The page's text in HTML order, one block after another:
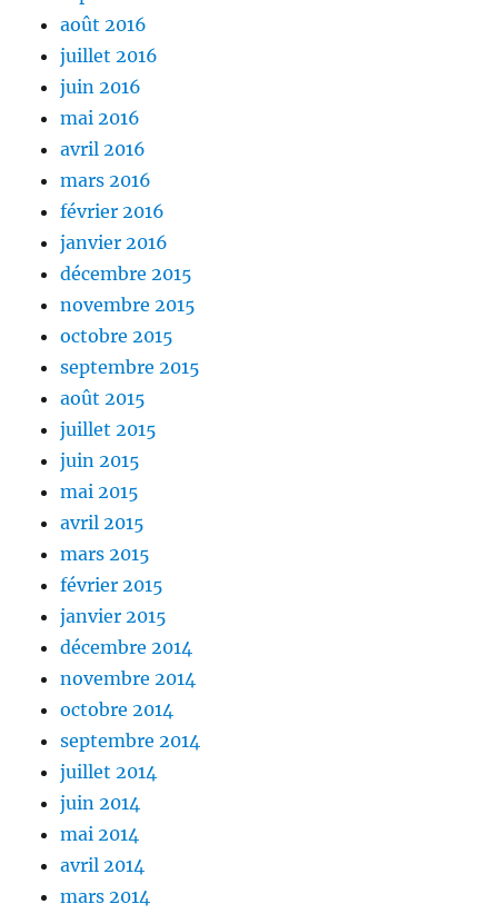
août 2016
juillet 2016
juin 2016
mai 2016
avril 2016
mars 2016
février 2016
janvier 2016
décembre 2015
novembre 2015
octobre 2015
septembre 2015
août 2015
juillet 2015
juin 2015
mai 2015
avril 2015
mars 2015
février 2015
janvier 2015
décembre 2014
novembre 2014
octobre 2014
septembre 2014
juillet 2014
juin 2014
mai 2014
avril 2014
mars 2014